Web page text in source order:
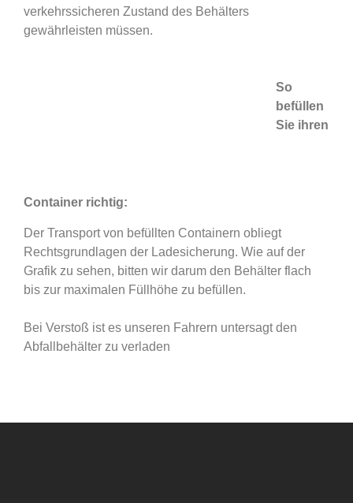
verkehrssicheren Zustand des Behälters
gewährleisten müssen.
So
befüllen
Sie ihren
Container richtig:
Der Transport von befüllten Containern obliegt
Rechtsgrundlagen der Ladesicherung. Wie auf der
Grafik zu sehen, bitten wir darum den Behälter flach
bis zur maximalen Füllhöhe zu befüllen.
Bei Verstoß ist es unseren Fahrern untersagt den
Abfallbehälter zu verladen